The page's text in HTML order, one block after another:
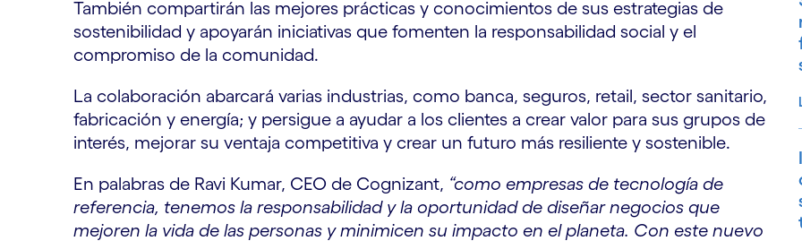
También compartirán las mejores prácticas y conocimientos de sus estrategias de
sostenibilidad y apoyarán iniciativas que fomenten la responsabilidad social y el
compromiso de la comunidad.
La colaboración abarcará varias industrias, como banca, seguros, retail, sector sanitario,
fabricación y energía; y persigue a ayudar a los clientes a crear valor para sus grupos de
interés, mejorar su ventaja competitiva y crear un futuro más resiliente y sostenible.
En palabras de Ravi Kumar, CEO de Cognizant, “como empresas de tecnología de
referencia, tenemos la responsabilidad y la oportunidad de diseñar negocios que
mejoren la vida de las personas y minimicen su impacto en el planeta. Con este nuevo